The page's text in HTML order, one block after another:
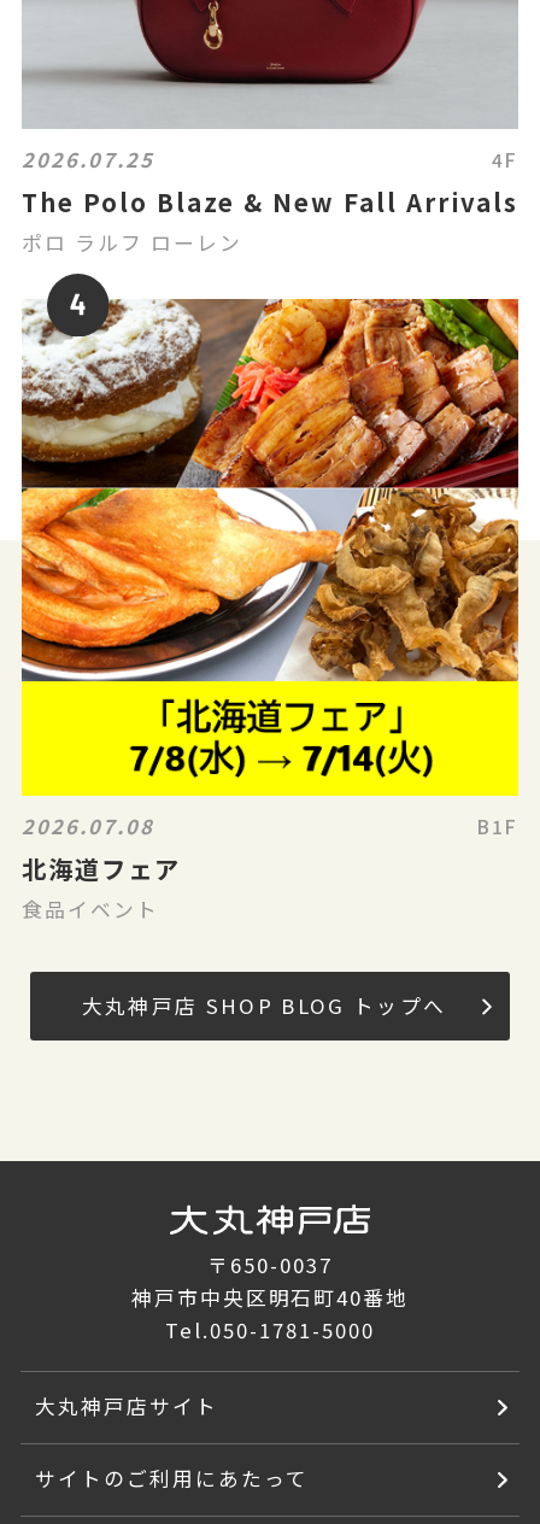
2026.07.25 4F
The Polo Blaze & New Fall Arrivals
ポロ ラルフ ローレン
2026.07.08 B1F
北海道フェア
食品イベント
大丸神戸店 SHOP BLOG トップへ
〒650-0037
神戸市中央区明石町40番地
Tel.050-1781-5000
大丸神戸店サイト
サイトのご利用にあたって